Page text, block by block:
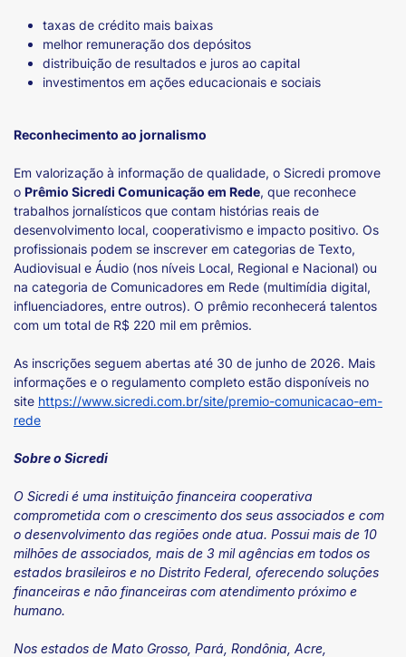
taxas de crédito mais baixas
melhor remuneração dos depósitos
distribuição de resultados e juros ao capital
investimentos em ações educacionais e sociais
Reconhecimento ao jornalismo
Em valorização à informação de qualidade, o Sicredi promove
o Prêmio Sicredi Comunicação em Rede, que reconhece
trabalhos jornalísticos que contam histórias reais de
desenvolvimento local, cooperativismo e impacto positivo. Os
profissionais podem se inscrever em categorias de Texto,
Audiovisual e Áudio (nos níveis Local, Regional e Nacional) ou
na categoria de Comunicadores em Rede (multimídia digital,
influenciadores, entre outros). O prêmio reconhecerá talentos
com um total de R$ 220 mil em prêmios.
As inscrições seguem abertas até 30 de junho de 2026. Mais
informações e o regulamento completo estão disponíveis no
site https://www.sicredi.com.br/site/premio-comunicacao-em-
rede
Sobre o Sicredi
O Sicredi é uma instituição financeira cooperativa
comprometida com o crescimento dos seus associados e com
o desenvolvimento das regiões onde atua. Possui mais de 10
milhões de associados, mais de 3 mil agências em todos os
estados brasileiros e no Distrito Federal, oferecendo soluções
financeiras e não financeiras com atendimento próximo e
humano.
Nos estados de Mato Grosso, Pará, Rondônia, Acre,